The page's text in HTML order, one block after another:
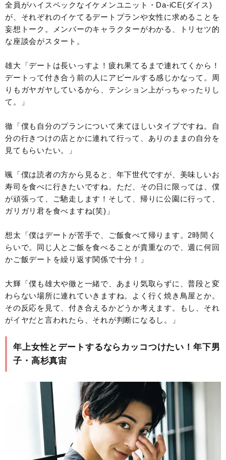
全員がハイスペックなイケメンユニット・Da-iCE(ダイス)
が、それぞれのイケてるデートプランや女性に求めることを
妄想トーク。メンバーのキャラクターがわかる、トリセツ的
な座談会がスタート。
雄大「デートは長いっすよ！疲れ果てるまで連れてくから！
デートって付き合う前の人にアピールする感じかなって。周
りもガヤガヤしているから、テンション上がっちゃったりし
て。」
徹「僕も自分のプランについて来てほしいタイプですね。自
分の行きつけの店とかに連れて行って、ありのままの自分を
見てもらいたい。」
颯「僕は読者の方から見ると、年下世代ですが、美味しいお
寿司を食べに行きたいですね。ただ、その日に限っては、僕
が頑張って、ご馳走します！そして、帰りに公園に行って、
ガリガリ君を食べますね(笑)」
想太「僕はデートが苦手で、ご飯食べて帰ります。2時間く
らいで。同じ人とご飯を食べることが貴重なので、週に何回
かご飯デートを繰り返す関係で十分！」
大輝「僕も雄大や徹と一緒で、あまり気取らずに、普段と変
わらない場所に連れていきますね。よく行く焼き鳥屋とか。
その反応を見て、付き合えるかどうか考えます。もし、それ
がイヤだと言われたら、それが判断になるし。」
年上女性とデートするならカッコつけたい！年下男
子・高杉真宙